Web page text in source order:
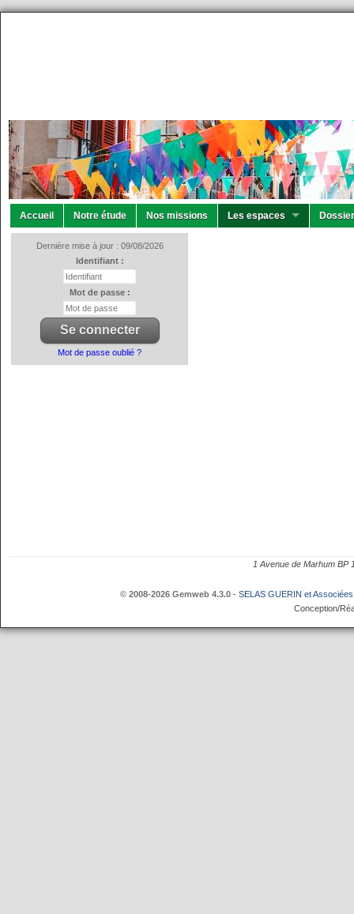
Accueil Notre étude Nos missions Les espaces
Dernière mise à jour : 09/08/2026
Identifiant :
Mot de passe :
Mot de passe oublié ?
1 Avenue de Marhum BP
© 2008-2026 Gemweb 4.3.0 - SELAS GUERIN et Associées
Conception/